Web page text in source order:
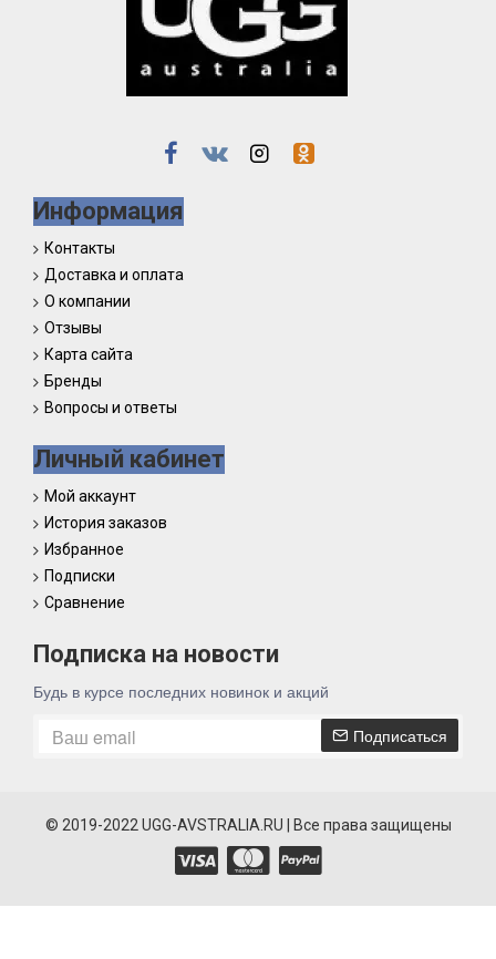
Информация
Контакты
Доставка и оплата
О компании
Отзывы
Карта сайта
Бренды
Вопросы и ответы
Личный кабинет
Мой аккаунт
История заказов
Избранное
Подписки
Сравнение
Подписка на новости
Будь в курсе последних новинок и акций
Подписаться
© 2019-2022 UGG-AVSTRALIA.RU | Все права защищены